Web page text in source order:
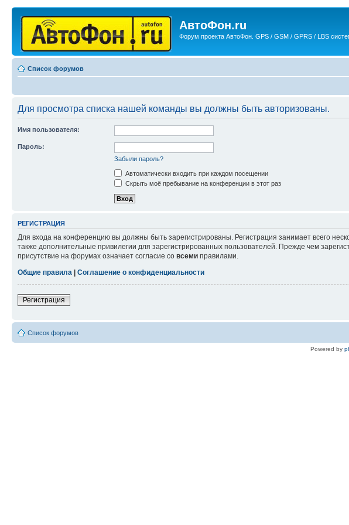
АвтоФон.ru
Форум проекта АвтоФон. GPS / GSM / GPRS / LBS
Список форумов
Для просмотра списка нашей команды вы должны быть авторизованы.
Имя пользователя:
Пароль:
Забыли пароль?
Автоматически входить при каждом посещении
Скрыть моё пребывание на конференции в этот раз
РЕГИСТРАЦИЯ
Для входа на конференцию вы должны быть зарегистрированы. Регистрация занимает всего
также дополнительные привилегии для зарегистрированных пользователей. Прежде чем
присутствие на форумах означает согласие со всеми правилами.
Общие правила | Соглашение о конфиденциальности
Регистрация
Список форумов
Powered by